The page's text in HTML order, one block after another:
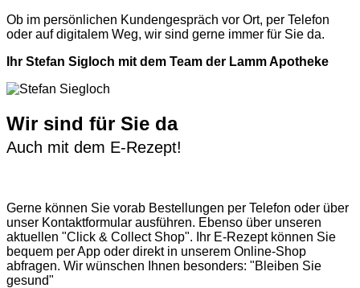
Ob im persönlichen Kundengespräch vor Ort, per Telefon
oder auf digitalem Weg, wir sind gerne immer für Sie da.
Ihr Stefan Sigloch mit dem Team der Lamm Apotheke
Wir sind für Sie da
Auch mit dem E-Rezept!
Gerne können Sie vorab Bestellungen per Telefon oder über
unser Kontaktformular ausführen. Ebenso über unseren
aktuellen "Click & Collect Shop". Ihr E-Rezept können Sie
bequem per App oder direkt in unserem Online-Shop
abfragen. Wir wünschen Ihnen besonders: "Bleiben Sie
gesund"